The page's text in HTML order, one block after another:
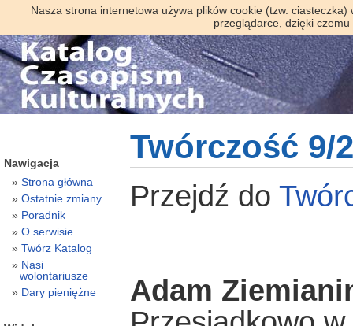
Nasza strona internetowa używa plików cookie (tzw.
przeglądarce, dzięki
Twórczość 9/
Przejdź do
Adam
Nawigacja
Strona główna
Ostatnie zmiany
Poradnik
O serwisie
Twórz Katalog
Nasi
wolontariusze
Dary pieniężne